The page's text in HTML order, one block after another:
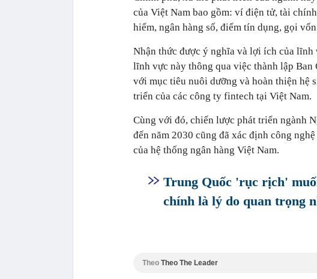
của Việt Nam bao gồm: ví điện tử, tài
hiểm, ngân hàng số, điểm tín dụng, gọi
Nhận thức được ý nghĩa và lợi ích của
lĩnh vực này thông qua việc thành lập
với mục tiêu nuôi dưỡng và hoàn thiện hệ
triển của các công ty fintech tại Việt Nam.
Cùng với đó, chiến lược phát triển ngành
đến năm 2030 cũng đã xác định công
của hệ thống ngân hàng Việt Nam.
Trung Quốc 'rục rịch'
chính là lý do quan trọng
Theo Theo The Leader